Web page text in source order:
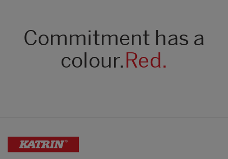
Commitment has a
colour.Red.